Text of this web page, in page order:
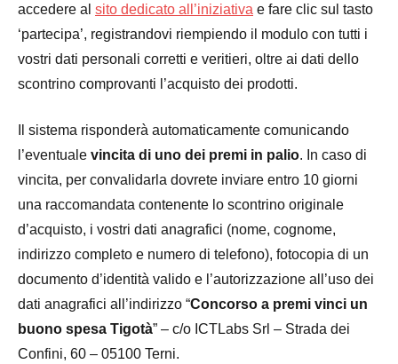
accedere al sito dedicato all’iniziativa e fare clic sul tasto
‘partecipa’, registrandovi riempiendo il modulo con tutti i
vostri dati personali corretti e veritieri, oltre ai dati dello
scontrino comprovanti l’acquisto dei prodotti.
Il sistema risponderà automaticamente comunicando
l’eventuale vincita di uno dei premi in palio. In caso di
vincita, per convalidarla dovrete inviare entro 10 giorni
una raccomandata contenente lo scontrino originale
d’acquisto, i vostri dati anagrafici (nome, cognome,
indirizzo completo e numero di telefono), fotocopia di un
documento d’identità valido e l’autorizzazione all’uso dei
dati anagrafici all’indirizzo “Concorso a premi vinci un
buono spesa Tigotà” – c/o ICTLabs Srl – Strada dei
Confini, 60 – 05100 Terni.